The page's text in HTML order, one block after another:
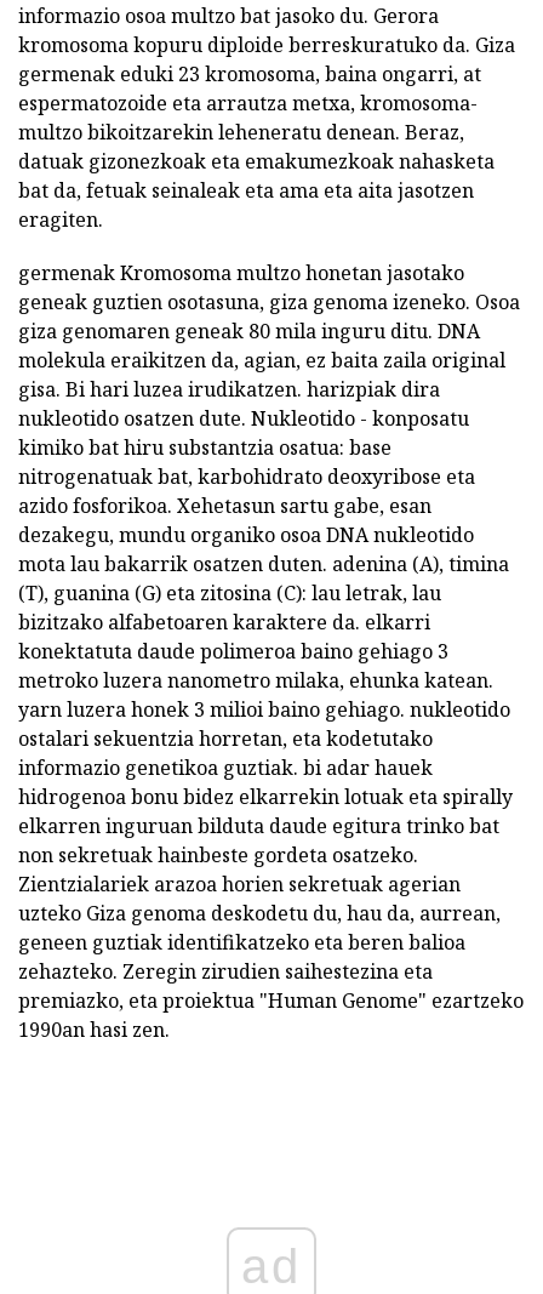
informazio osoa multzo bat jasoko du. Gerora
kromosoma kopuru diploide berreskuratuko da. Giza
germenak eduki 23 kromosoma, baina ongarri, at
espermatozoide eta arrautza metxa, kromosoma-
multzo bikoitzarekin leheneratu denean. Beraz,
datuak gizonezkoak eta emakumezkoak nahasketa
bat da, fetuak seinaleak eta ama eta aita jasotzen
eragiten.
germenak Kromosoma multzo honetan jasotako
geneak guztien osotasuna, giza genoma izeneko. Osoa
giza genomaren geneak 80 mila inguru ditu. DNA
molekula eraikitzen da, agian, ez baita zaila original
gisa. Bi hari luzea irudikatzen. harizpiak dira
nukleotido osatzen dute. Nukleotido - konposatu
kimiko bat hiru substantzia osatua: base
nitrogenatuak bat, karbohidrato deoxyribose eta
azido fosforikoa. Xehetasun sartu gabe, esan
dezakegu, mundu organiko osoa DNA nukleotido
mota lau bakarrik osatzen duten. adenina (A), timina
(T), guanina (G) eta zitosina (C): lau letrak, lau
bizitzako alfabetoaren karaktere da. elkarri
konektatuta daude polimeroa baino gehiago 3
metroko luzera nanometro milaka, ehunka katean.
yarn luzera honek 3 milioi baino gehiago. nukleotido
ostalari sekuentzia horretan, eta kodetutako
informazio genetikoa guztiak. bi adar hauek
hidrogenoa bonu bidez elkarrekin lotuak eta spirally
elkarren inguruan bilduta daude egitura trinko bat
non sekretuak hainbeste gordeta osatzeko.
Zientzialariek arazoa horien sekretuak agerian
uzteko Giza genoma deskodetu du, hau da, aurrean,
geneen guztiak identifikatzeko eta beren balioa
zehazteko. Zeregin zirudien saihestezina eta
premiazko, eta proiektua "Human Genome" ezartzeko
1990an hasi zen.
ad